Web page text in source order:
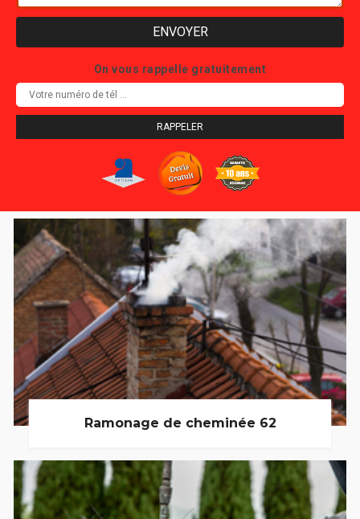
On vous rappelle gratuitement
Ramonage de cheminée 62